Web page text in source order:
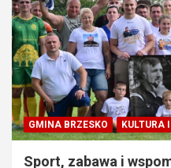
GMINA BRZESKO KULTURA
Sport, zabawa i